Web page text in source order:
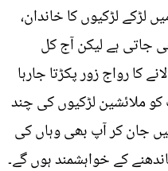
لڑکے لڑکیوں کا خاندان،
جاتی ہے لیکن آج کل
کا رواج زور پکڑتا جارہا
ملائشین لڑکیوں کی چند
جان کر آپ بھی وہاں کی
کے خواہشمند ہوں گے۔